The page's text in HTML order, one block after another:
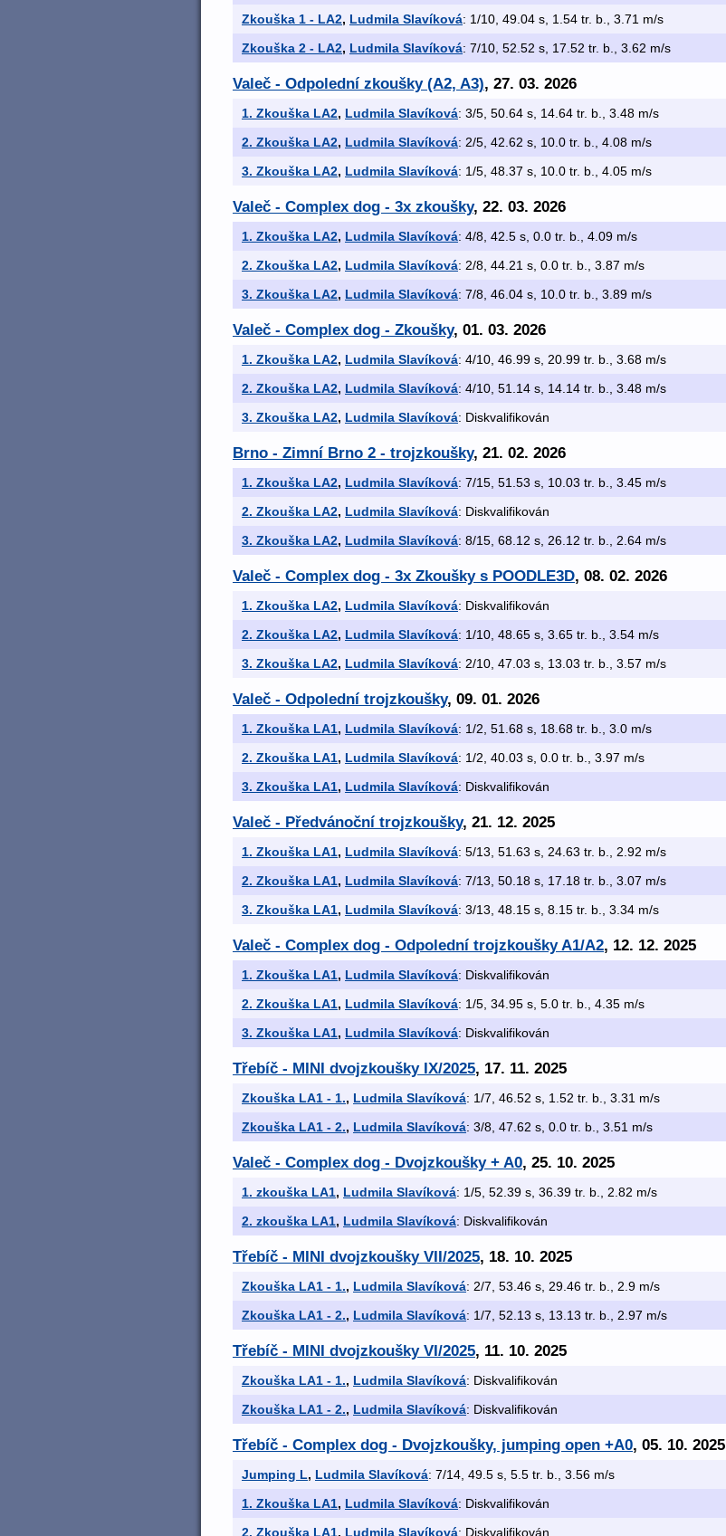
Zkouška 1 - LA2, Ludmila Slavíková: 1/10, 49.04 s, 1.54 tr. b., 3.71 m/s
Zkouška 2 - LA2, Ludmila Slavíková: 7/10, 52.52 s, 17.52 tr. b., 3.62 m/s
Valeč - Odpolední zkoušky (A2, A3), 27. 03. 2026
1. Zkouška LA2, Ludmila Slavíková: 3/5, 50.64 s, 14.64 tr. b., 3.48 m/s
2. Zkouška LA2, Ludmila Slavíková: 2/5, 42.62 s, 10.0 tr. b., 4.08 m/s
3. Zkouška LA2, Ludmila Slavíková: 1/5, 48.37 s, 10.0 tr. b., 4.05 m/s
Valeč - Complex dog - 3x zkoušky, 22. 03. 2026
1. Zkouška LA2, Ludmila Slavíková: 4/8, 42.5 s, 0.0 tr. b., 4.09 m/s
2. Zkouška LA2, Ludmila Slavíková: 2/8, 44.21 s, 0.0 tr. b., 3.87 m/s
3. Zkouška LA2, Ludmila Slavíková: 7/8, 46.04 s, 10.0 tr. b., 3.89 m/s
Valeč - Complex dog - Zkoušky, 01. 03. 2026
1. Zkouška LA2, Ludmila Slavíková: 4/10, 46.99 s, 20.99 tr. b., 3.68 m/s
2. Zkouška LA2, Ludmila Slavíková: 4/10, 51.14 s, 14.14 tr. b., 3.48 m/s
3. Zkouška LA2, Ludmila Slavíková: Diskvalifikován
Brno - Zimní Brno 2 - trojzkoušky, 21. 02. 2026
1. Zkouška LA2, Ludmila Slavíková: 7/15, 51.53 s, 10.03 tr. b., 3.45 m/s
2. Zkouška LA2, Ludmila Slavíková: Diskvalifikován
3. Zkouška LA2, Ludmila Slavíková: 8/15, 68.12 s, 26.12 tr. b., 2.64 m/s
Valeč - Complex dog - 3x Zkoušky s POODLE3D, 08. 02. 2026
1. Zkouška LA2, Ludmila Slavíková: Diskvalifikován
2. Zkouška LA2, Ludmila Slavíková: 1/10, 48.65 s, 3.65 tr. b., 3.54 m/s
3. Zkouška LA2, Ludmila Slavíková: 2/10, 47.03 s, 13.03 tr. b., 3.57 m/s
Valeč - Odpolední trojzkoušky, 09. 01. 2026
1. Zkouška LA1, Ludmila Slavíková: 1/2, 51.68 s, 18.68 tr. b., 3.0 m/s
2. Zkouška LA1, Ludmila Slavíková: 1/2, 40.03 s, 0.0 tr. b., 3.97 m/s
3. Zkouška LA1, Ludmila Slavíková: Diskvalifikován
Valeč - Předvánoční trojzkoušky, 21. 12. 2025
1. Zkouška LA1, Ludmila Slavíková: 5/13, 51.63 s, 24.63 tr. b., 2.92 m/s
2. Zkouška LA1, Ludmila Slavíková: 7/13, 50.18 s, 17.18 tr. b., 3.07 m/s
3. Zkouška LA1, Ludmila Slavíková: 3/13, 48.15 s, 8.15 tr. b., 3.34 m/s
Valeč - Complex dog - Odpolední trojzkoušky A1/A2, 12. 12. 2025
1. Zkouška LA1, Ludmila Slavíková: Diskvalifikován
2. Zkouška LA1, Ludmila Slavíková: 1/5, 34.95 s, 5.0 tr. b., 4.35 m/s
3. Zkouška LA1, Ludmila Slavíková: Diskvalifikován
Třebíč - MINI dvojzkoušky IX/2025, 17. 11. 2025
Zkouška LA1 - 1., Ludmila Slavíková: 1/7, 46.52 s, 1.52 tr. b., 3.31 m/s
Zkouška LA1 - 2., Ludmila Slavíková: 3/8, 47.62 s, 0.0 tr. b., 3.51 m/s
Valeč - Complex dog - Dvojzkoušky + A0, 25. 10. 2025
1. zkouška LA1, Ludmila Slavíková: 1/5, 52.39 s, 36.39 tr. b., 2.82 m/s
2. zkouška LA1, Ludmila Slavíková: Diskvalifikován
Třebíč - MINI dvojzkoušky VII/2025, 18. 10. 2025
Zkouška LA1 - 1., Ludmila Slavíková: 2/7, 53.46 s, 29.46 tr. b., 2.9 m/s
Zkouška LA1 - 2., Ludmila Slavíková: 1/7, 52.13 s, 13.13 tr. b., 2.97 m/s
Třebíč - MINI dvojzkoušky VI/2025, 11. 10. 2025
Zkouška LA1 - 1., Ludmila Slavíková: Diskvalifikován
Zkouška LA1 - 2., Ludmila Slavíková: Diskvalifikován
Třebíč - Complex dog - Dvojzkoušky, jumping open +A0, 05. 10. 2025
Jumping L, Ludmila Slavíková: 7/14, 49.5 s, 5.5 tr. b., 3.56 m/s
1. Zkouška LA1, Ludmila Slavíková: Diskvalifikován
2. Zkouška LA1, Ludmila Slavíková: Diskvalifikován